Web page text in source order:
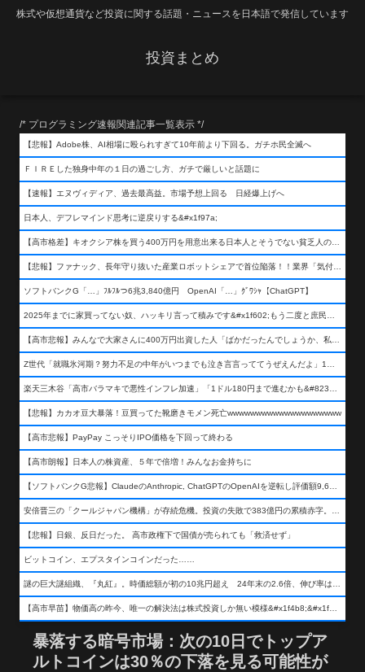
株式や仮想通貨など投資に関する話題・ニュースを日本語で発信しています
投資まとめ
/* プログラミング速報関連記事一覧表示 */
【悲報】Adobe株、AI相場に殴られすぎて10年前より下回る。ガチホ民全滅へ
ＦＩＲＥした独身中年の１日の過ごし方、ガチで厳しいと話題に
【速報】エヌヴィディア、過去最高益。市場予想上回る 日経爆上げへ
日本人、デフレマインド思考に逆戻りする&#x1f97a;
【高市格差】キオクシア株を買う400万円を用意出来る日本人とそうでない貧乏人の差が超広まるって事よ
【悲報】ファナック、長年守り抜いた産業ロボットシェアで首位陥落！！業界「気付いたら一気に抜かれていた…」
ソフトバンクG「…」ﾌﾙﾌﾙつ6兆3,840億円 OpenAI「…」ｸﾞﾜｼｬ【ChatGPT】
2025年までに家買ってない奴、ハッキリ言って積みです&#x1f602;もう二度と庶民が買える値段になりません&#x1f602;&#x1f602;&#x1f602;
【高市悲報】みんなで大家さんに400万円出資した人「ばかだったんでしょうか、私は&#x1f622;」
Z世代「就職氷河期？努力不足の中年がいつまでも泣き言言っててうぜえんだよ」1万いいね
楽天三木谷「高市バラマキで悪性インフレ加速」「1ドル180円まで進むかも&#8230;もう看過できない」
【悲報】カカオ豆大暴落！豆買ってた靴磨きモメン死亡wwwwwwwwwwwwwwwwwwww
【高市悲報】PayPay こっそりIPO価格を下回って終わる
【高市朗報】日本人の株資産、５年で倍増！みんなお金持ちに
【ソフトバンクG悲報】ClaudeのAnthropic, ChatGPTのOpenAIを逆転し評価額9,650億ドル (約154兆円) の世界一価値あるAI企業に……
安倍晋三の「クールジャパン機構」が存続危機。投資の失敗で383億円の累積赤字。2025年度決算も大赤字の可能性。責任の所在はウヤムヤ
【悲報】日銀、反日だった。 高市政権下で国債が売られても「救済せず」
ビットコイン、エプスタインコインだった……
謎の巨大謎組織、『丸紅』。時価総額が初の10兆円超え 24年末の2.6倍、伸び率は謎組織首位
【高市早苗】物価高の昨今、唯一の解決法は株式投資しか無い模様&#x1f4b8;&#x1f4b8;&#x1f4b8;
暴落する暗号市場：次の10日でトップア
ルトコインは30％の下落を見る可能性が